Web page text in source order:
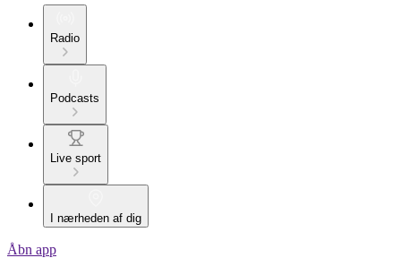
Radio
Podcasts
Live sport
I nærheden af dig
Åbn app